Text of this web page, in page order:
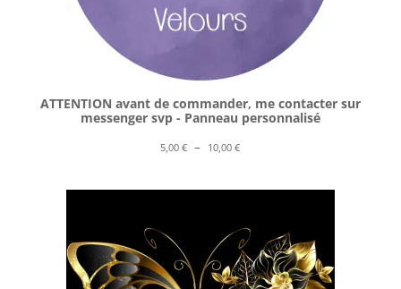
ATTENTION avant de commander, me contacter sur
messenger svp - Panneau personnalisé
5,00€ – 10,00€Plage
prix :
à
10,00 €